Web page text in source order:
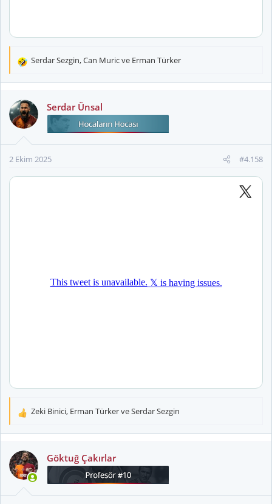
T
k
i
l
:
Serdar Sezgin,Can Muricve Erman Türker
Serdar Ünsal
2 Ekim 2025 #4.158
T
k
i
l
Zeki Binici, Erman TürkerveSerdar Sezgin
Göktuğ Çakırlar